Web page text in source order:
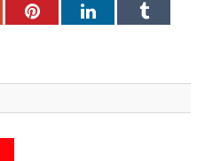
PinterestLinkedInTumblr